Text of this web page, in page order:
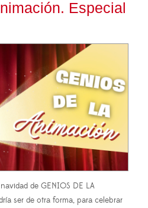
Especial
de GENIOS DE LA
ser de otra forma, para celebrar